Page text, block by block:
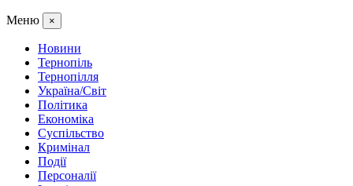
Меню ×
Новини
Тернопіль
Тернопілля
Україна/Світ
Політика
Економіка
Суспільство
Кримінал
Події
Персоналії